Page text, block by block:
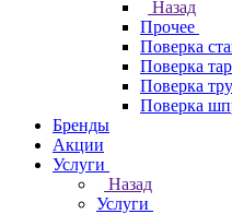
Назад
Прочее
Поверка
Поверка
Поверка
Поверка
Бренды
Акции
Услуги
Назад
Услуги